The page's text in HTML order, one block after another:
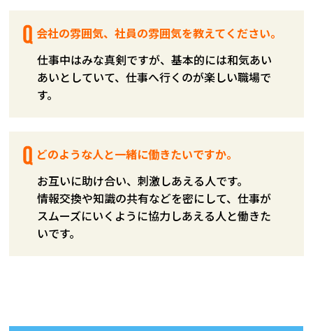
会社の雰囲気、社員の雰囲気を教えてください。
仕事中はみな真剣ですが、基本的には和気あい
あいとしていて、仕事へ行くのが楽しい職場で
す。
どのような人と一緒に働きたいですか。
お互いに助け合い、刺激しあえる人です。
情報交換や知識の共有などを密にして、仕事が
スムーズにいくように協力しあえる人と働きた
いです。